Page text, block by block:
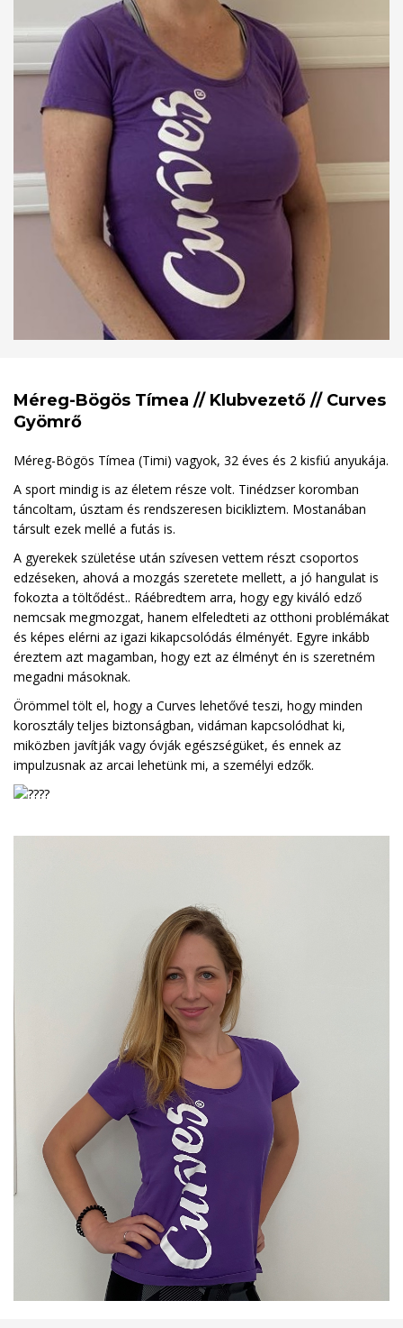
Méreg-Bögös Tímea // Klubvezető // Curves
Gyömrő
Méreg-Bögös Tímea (Timi) vagyok, 32 éves és 2 kisfiú anyukája.
A sport mindig is az életem része volt. Tinédzser koromban
táncoltam, úsztam és rendszeresen bicikliztem. Mostanában
társult ezek mellé a futás is.
A gyerekek születése után szívesen vettem részt csoportos
edzéseken, ahová a mozgás szeretete mellett, a jó hangulat is
fokozta a töltődést.. Ráébredtem arra, hogy egy kiváló edző
nemcsak megmozgat, hanem elfeledteti az otthoni problémákat
és képes elérni az igazi kikapcsolódás élményét. Egyre inkább
éreztem azt magamban, hogy ezt az élményt én is szeretném
megadni másoknak.
Örömmel tölt el, hogy a Curves lehetővé teszi, hogy minden
korosztály teljes biztonságban, vidáman kapcsolódhat ki,
miközben javítják vagy óvják egészségüket, és ennek az
impulzusnak az arcai lehetünk mi, a személyi edzők.